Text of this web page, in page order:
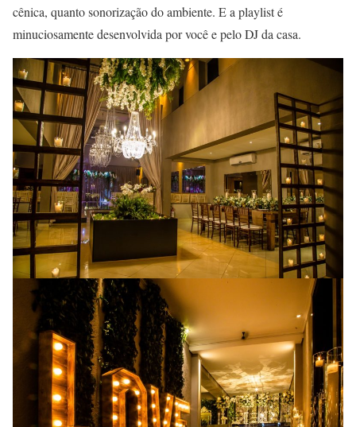
cênica, quanto sonorização do ambiente. E a playlist é
minuciosamente desenvolvida por você e pelo DJ da casa.